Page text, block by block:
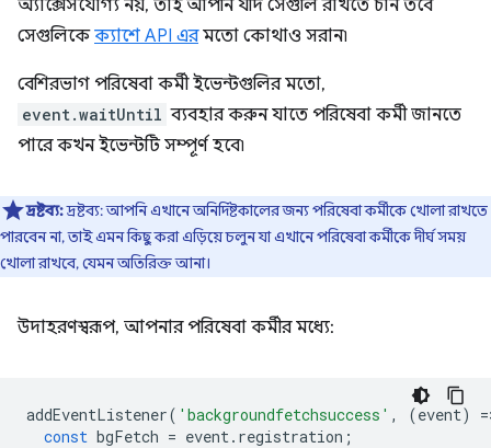
অ্যাক্সেসযোগ্য নয়, তাই আপনি যদি সেগুলি রাখতে চান তবে
সেগুলিকেক্যাশে API এরমতো কোথাও সরান৷
বেশিরভাগ পরিষেবা কর্মী ইভেন্টগুলির মতো,
event.waitUntil ব্যবহার করুন যাতে পরিষেবা কর্মী জানতে
পারে কখন ইভেন্টটি সম্পূর্ণ হবে৷
দ্রষ্টব্য:দ্রষ্টব্য: আপনি এখানে অনির্দিষ্টকালের জন্য পরিষেবা কর্মীকে খোলা রাখতে
পারবেন না, তাই এমন কিছু করা এড়িয়ে চলুন যা এখানে পরিষেবা কর্মীকে দীর্ঘ সময়
খোলা রাখবে, যেমন অতিরিক্ত আনা।
উদাহরণস্বরূপ, আপনার পরিষেবা কর্মীর মধ্যে:
addEventListener( 'backgroundfetchsuccess' , (event) =
const bgFetch = event. registration ;